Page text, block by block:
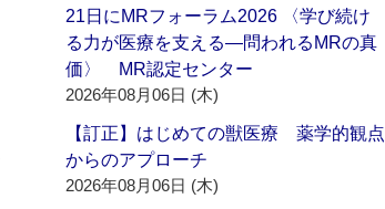
21日にMRフォーラム2026 〈学び続け
る力が医療を支える―問われるMRの真
価〉 MR認定センター
2026年08月06日 (木)
【訂正】はじめての獣医療 薬学的観点
からのアプローチ
2026年08月06日 (木)